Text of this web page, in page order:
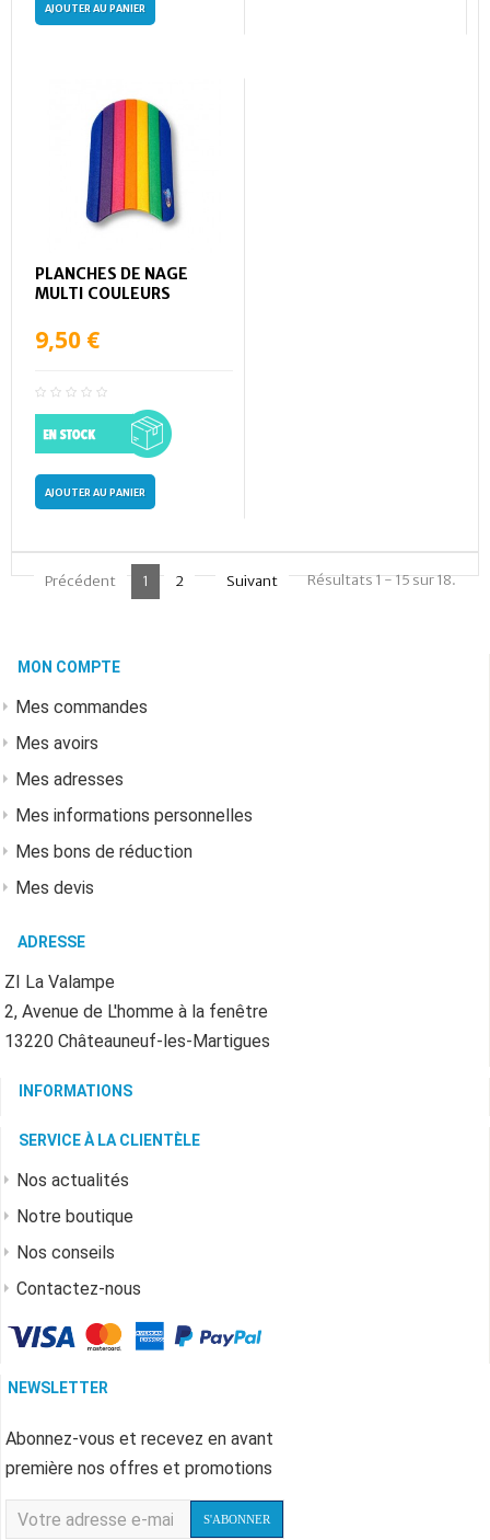
AJOUTER AU PANIER
PLANCHES DE NAGE
MULTI COULEURS
9,50 €
AJOUTER AU PANIER
Résultats 1 - 15 sur 18.
Précédent 1 2 Suivant
MON COMPTE
Mes commandes
Mes avoirs
Mes adresses
Mes informations personnelles
Mes bons de réduction
Mes devis
ADRESSE
ZI La Valampe
2, Avenue de L'homme à la fenêtre
13220 Châteauneuf-les-Martigues
INFORMATIONS
SERVICE À LA CLIENTÈLE
Nos actualités
Notre boutique
Nos conseils
Contactez-nous
NEWSLETTER
Abonnez-vous et recevez en avant
première nos offres et promotions
S'ABONNER